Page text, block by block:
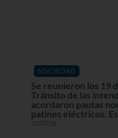
SOCIEDAD
Se reunieron los 19
Tránsito de las
acordaron pautas
patines eléctricos.
31/07/26